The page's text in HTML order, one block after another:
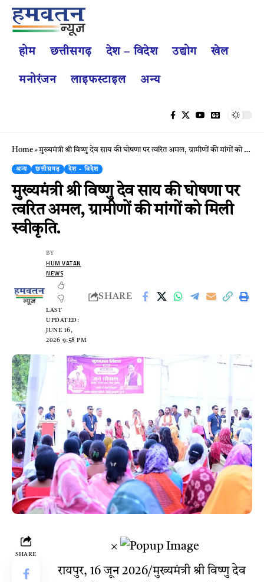
होम छत्तीसगढ़ देश – विदेश उद्योग खेल
मनोरंजन लाइफस्टाइल अन्य
Home»मुख्यमंत्री श्री विष्णु देव साय की घोषणा पर त्वरित अमल, ग्रामीणों की मांगों को मिली स्वीकृति.
अन्य छत्तीसगढ़ देश - विदेश
मुख्यमंत्री श्री विष्णु देव साय की घोषणा पर
त्वरित अमल, ग्रामीणों की मांगों को मिली
स्वीकृति.
LAST
UPDATED:
JUNE 16,
2026 9:58 PM
BY
HUM VATAN
NEWS
SHARE
SHARE
×
रायपुर, 16 जून 2026/मुख्यमंत्री श्री विष्णु देव